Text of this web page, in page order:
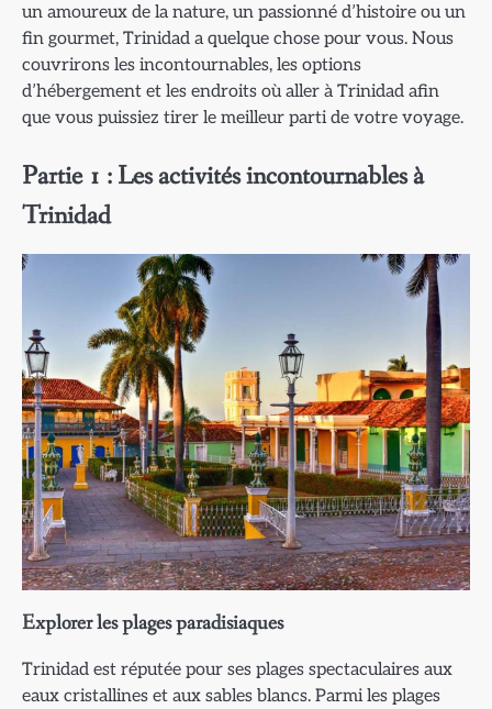
un amoureux de la nature, un passionné d’histoire ou un
fin gourmet, Trinidad a quelque chose pour vous. Nous
couvrirons les incontournables, les options
d’hébergement et les endroits où aller à Trinidad afin
que vous puissiez tirer le meilleur parti de votre voyage.
Partie 1 : Les activités incontournables à
Trinidad
Explorer les plages paradisiaques
Trinidad est réputée pour ses plages spectaculaires aux
eaux cristallines et aux sables blancs. Parmi les plages